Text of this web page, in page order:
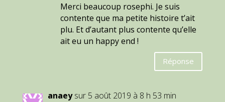
Merci beaucoup rosephi. Je suis
contente que ma petite histoire t’ait
plu. Et d’autant plus contente qu’elle
ait eu un happy end !
Réponse
anaey sur 5 août 2019 à 8 h 53 min